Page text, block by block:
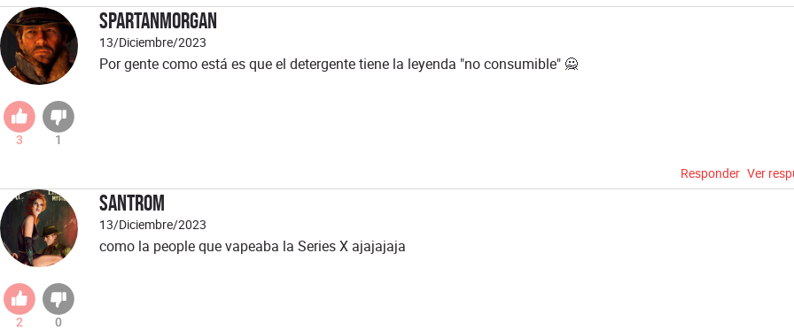
spartanmorgan
13/Diciembre/2023
3 1
Por gente como está es que el detergente tiene la leyenda "no consumible" 🙅
Responder Ver
santrom
13/Diciembre/2023
2 0
como la people que vapeaba la Series X ajajajaja